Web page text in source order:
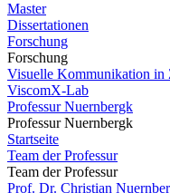
Master
Dissertationen
Forschung
Forschung
Visuelle Kommunikation in
ViscomX-Lab
Professur Nuernbergk
Professur Nuernbergk
Startseite
Team der Professur
Team der Professur
Prof. Dr. Christian